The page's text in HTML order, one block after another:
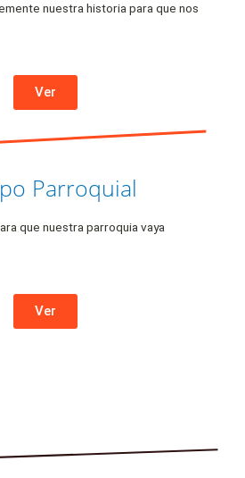
nuestra historia para que nos
Ver
Parroquial
que nuestra parroquia vaya
Ver